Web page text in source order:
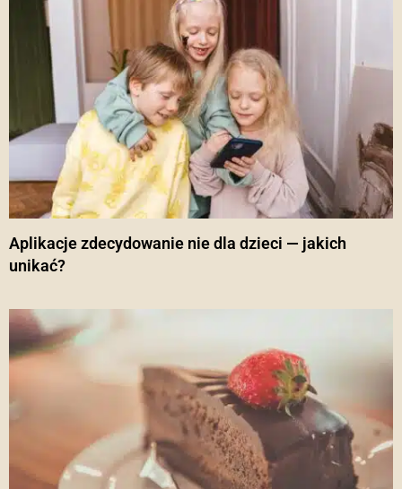
Aplikacje zdecydowanie nie dla dzieci — jakich
unikać?